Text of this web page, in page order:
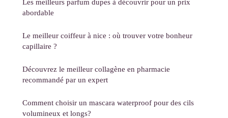
Les meilleurs parfum dupes à découvrir pour un prix
abordable
Le meilleur coiffeur à nice : où trouver votre bonheur
capillaire ?
Découvrez le meilleur collagène en pharmacie
recommandé par un expert
Comment choisir un mascara waterproof pour des cils
volumineux et longs?